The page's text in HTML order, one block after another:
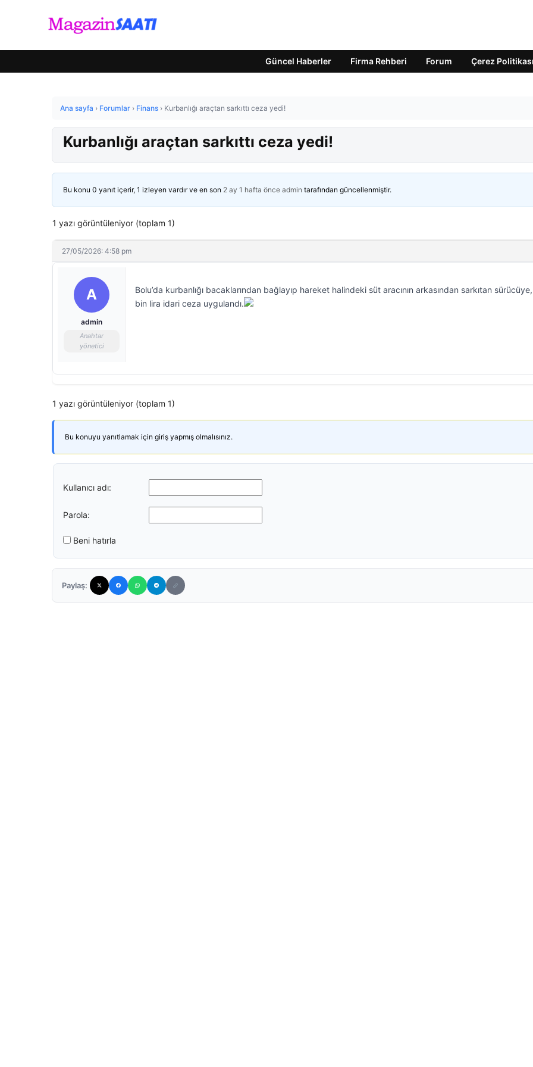
Güncel Haberler Firma Rehberi Forum Çerez Politikası
Ana sayfa › Forumlar › Finans › Kurbanlığı araçtan sarkıttı ceza yedi!
Kurbanlığı araçtan sarkıttı ceza yedi!
Bu konu 0 yanıt içerir, 1 izleyen vardır ve en son 2 ay 1 hafta önce admin tarafından güncellenmiştir.
1 yazı görüntüleniyor (toplam 1)
27/05/2026: 4:58 pm
A
admin
Anahtar
yönetici
Bolu’da kurbanlığı bacaklarından bağlayıp hareket halindeki süt aracının arkasından sarkıtan
bin lira idari ceza uygulandı.
1 yazı görüntüleniyor (toplam 1)
Bu konuyu yanıtlamak için giriş yapmış olmalısınız.
Kullanıcı adı:
Parola:
Beni hatırla
Paylaş: